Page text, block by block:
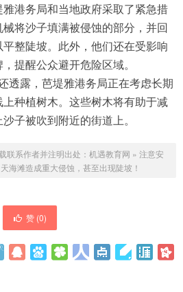
港务局和当地政府采取了紧急措
将沙子填满被侵蚀的部分，并回
整陡坡。此外，他们还在受影响
提醒公众避开危险区域。
透露，芭堤雅港务局正在考虑长期
种植树木。这些树木将有助于减
子被吹到附近的街道上。
联系作者并注明出处： 机遇教育网 » 注意安
海滩造成重大侵蚀，甚至出现陡坡！
赞 (0)